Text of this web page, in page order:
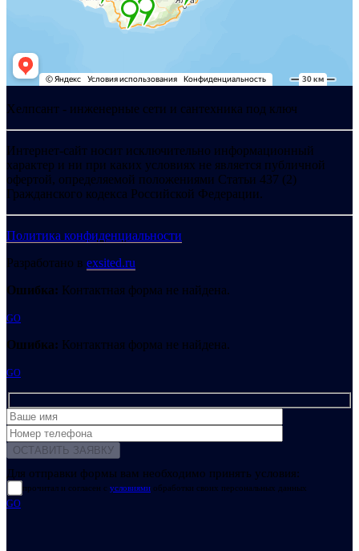
Хелпсант - инженерные сети и сантехника под ключ
Интернет-сайт носит исключительно информационный
характер и ни при каких условиях не является публичной
офертой, определяемой положениями Статьи 437 (2)
Гражданского кодекса Российской Федерации.
Политика конфиденциальности
Разработано в exsited.ru
Ошибка: Контактная форма не найдена.
GO
Ошибка: Контактная форма не найдена.
GO
Для отправки формы вам необходимо принять условия:
прочитал и согласен с условиями обработки своих персональных данных
GO